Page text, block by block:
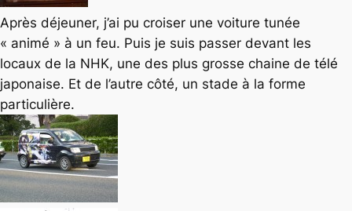
Après déjeuner, j’ai pu croiser une voiture tunée
« animé » à un feu. Puis je suis passer devant les
locaux de la NHK, une des plus grosse chaine de télé
japonaise. Et de l’autre côté, un stade à la forme
particulière.